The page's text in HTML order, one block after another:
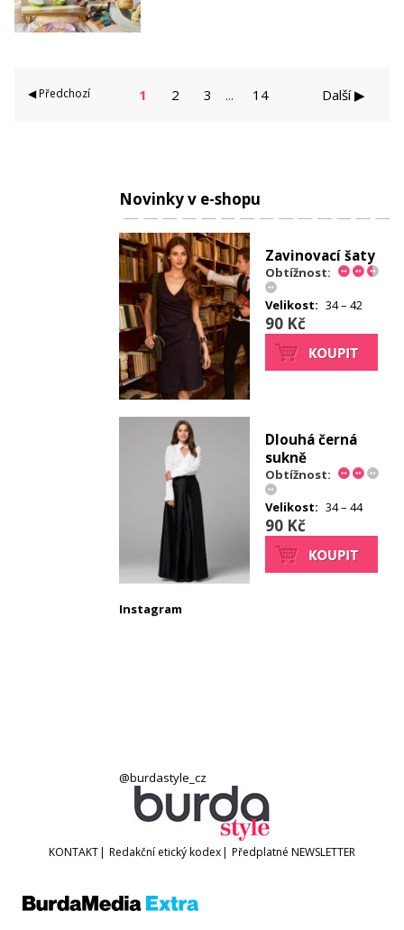
◀ Předchozí 1 2 3 ... 14 Další ▶
Novinky v e-shopu
Zavinovací šaty
Obtížnost:
Velikost: 34 – 42
90 Kč
Dlouhá černá
sukně
Obtížnost:
Velikost: 34 – 44
90 Kč
Instagram
@burdastyle_cz
KONTAKT| Redakční etický kodex| Předplatné NEWSLETTER